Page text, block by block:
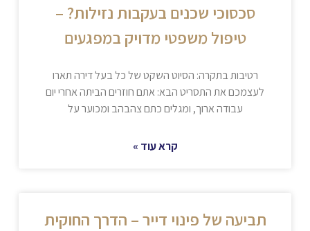
סכסוכי שכנים בעקבות נזילות? –
טיפול משפטי מדויק במפגעים
רטיבות בתקרה: הסיוט השקט של כל בעל דירה תארו
לעצמכם את התסריט הבא: אתם חוזרים הביתה אחרי יום
עבודה ארוך, ומגלים כתם צהבהב ומכוער על
קרא עוד »
תביעה של פינוי דייר – הדרך החוקית